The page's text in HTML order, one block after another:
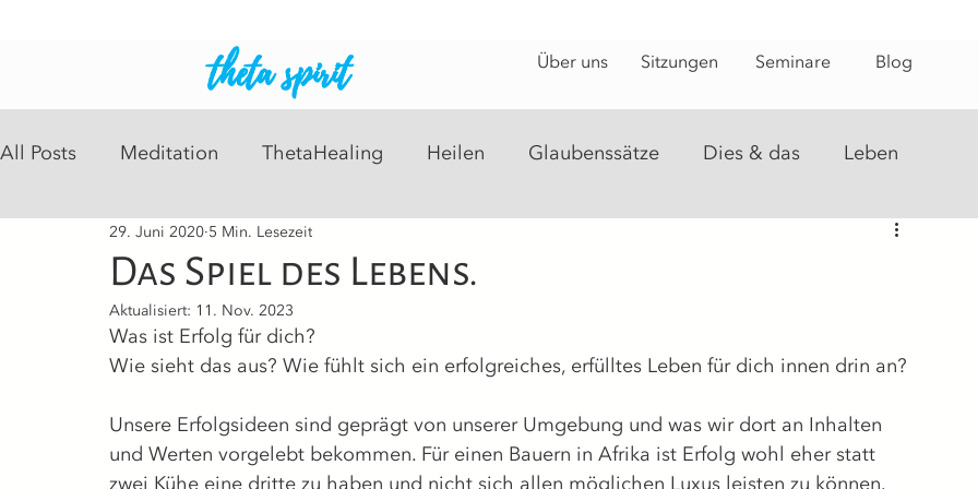
theta spirit Über uns Sitzungen Seminare Blog
All Posts Meditation ThetaHealing Heilen Glaubenssätze Dies & das Leben
Intuitive Readings Psychosomatisch
Das Spiel des Lebens.
29. Juni 2020 5 Min. Lesezeit
Aktualisiert: 11. Nov. 2023
Was ist Erfolg für dich?
Wie sieht das aus? Wie fühlt sich ein erfolgreiches, erfülltes Leben für dich innen drin an?
Unsere Erfolgsideen sind geprägt von unserer Umgebung und was wir dort an Inhalten
und Werten vorgelebt bekommen. Für einen Bauern in Afrika ist Erfolg wohl eher statt